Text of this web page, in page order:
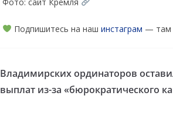
Подпишитесь на наш инстаграм — там
Владимирских ординаторов
выплат из-за «бюрократического